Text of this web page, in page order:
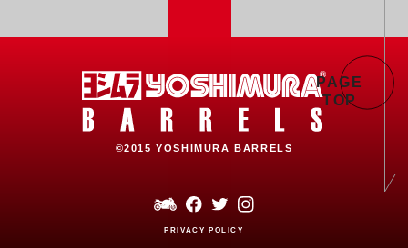
©2015 YOSHIMURA BARRELS
PRIVACY POLICY
PAGE
TOP